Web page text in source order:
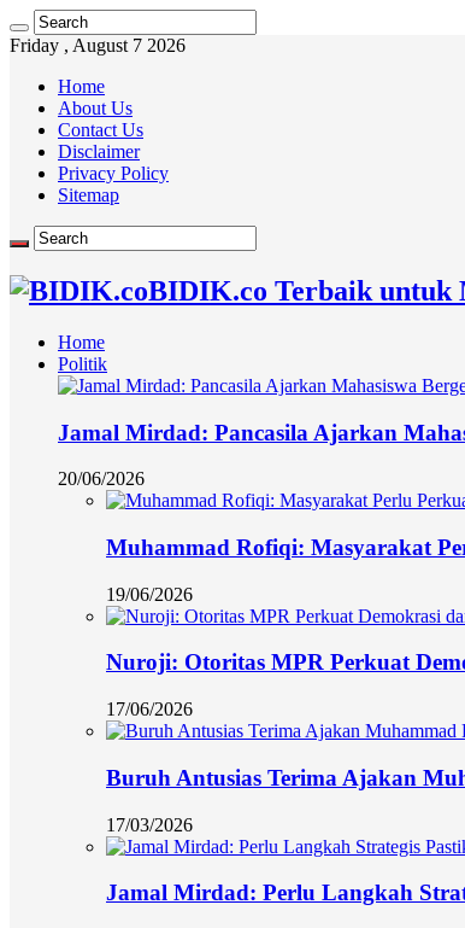
Friday , August 7 2026
Home
About Us
Contact Us
Disclaimer
Privacy Policy
Sitemap
BIDIK.co Terbaik untuk
Home
Politik
Jamal Mirdad: Pancasila Ajarkan
20/06/2026
Muhammad Rofiqi: Masyarakat
19/06/2026
Nuroji: Otoritas MPR Perkuat
17/06/2026
Buruh Antusias Terima Ajakan
17/03/2026
Jamal Mirdad: Perlu Langkah